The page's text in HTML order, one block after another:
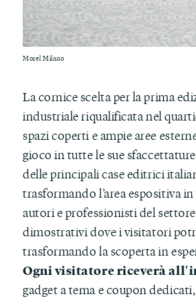
Morel Milano
La cornice scelta per la prima
industriale riqualificata nel
spazi coperti e ampie aree
gioco in tutte le sue
delle principali case editrici
trasformando l’area espositiva
autori e professionisti del
dimostrativi dove i visitatori
trasformando la scoperta in
Ogni visitatore riceverà
gadget a tema e coupon